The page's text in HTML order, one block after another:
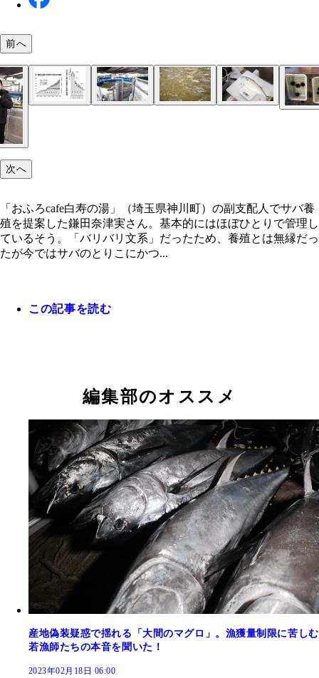
とりで管理しているそう。「バリバリ文系」だっ
め、養殖とは無縁だったが今ではサバのとりこに
前へ
次へ
「おふろcafe白寿の湯」（埼玉県神川町）の副支配人でサバ養
殖を提案した鎌田奈津実さん。基本的にはほぼひとりで管理し
ているそう。「バリバリ文系」だったため、養殖とは無縁だっ
たが今ではサバのとりこにかつ...
この記事を読む
編集部のオススメ
産地偽装疑惑で揺れる「大間のマグロ」。漁獲量制限に苦しむ
若漁師たちの本音を聞いた！
2023年02月18日 06:00